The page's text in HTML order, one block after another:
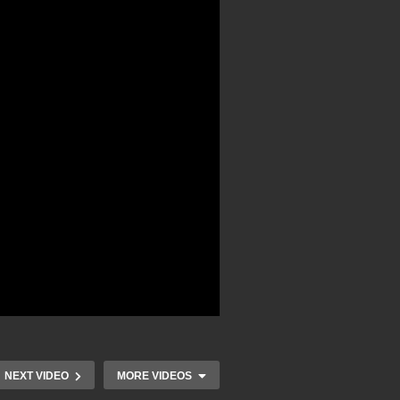
NEXT VIDEO MORE VIDEOS